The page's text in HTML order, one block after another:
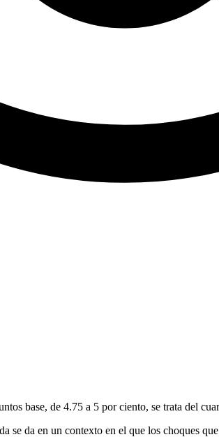
base, de 4.75 a 5 por ciento, se trata del
se da en un contexto en el que los choques